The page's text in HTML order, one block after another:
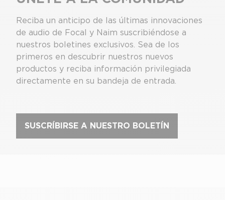
Reciba un anticipo de las últimas innovaciones
de audio de Focal y Naim suscribiéndose a
nuestros boletines exclusivos. Sea de los
primeros en descubrir nuestros nuevos
productos y reciba información privilegiada
directamente en su bandeja de entrada.
SUSCRÍBIRSE A NUESTRO BOLETÍN